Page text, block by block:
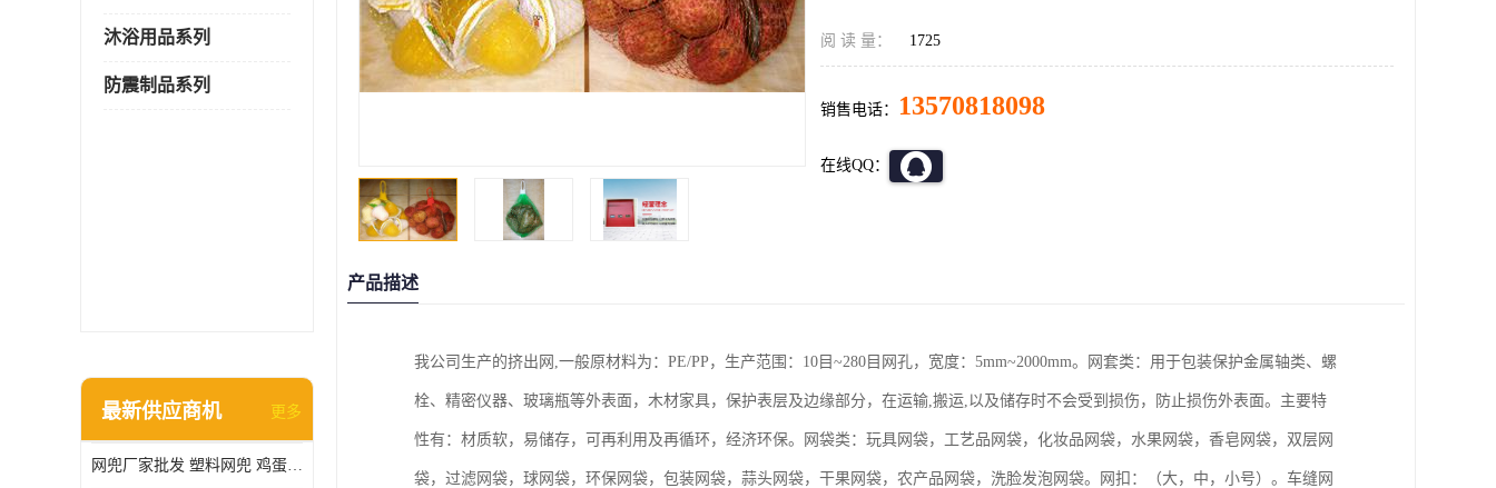
沐浴用品系列
防震制品系列
最新供应商机 更多
网兜厂家批发 塑料网兜 鸡蛋网兜
阅 读 量： 1725
销售电话： 13570818098
在线QQ：
产品描述
我公司生产的挤出网,一般原材料为：PE/PP，生产范围：10目~280目网孔，宽度：5mm~2000mm。网套类：用于包装保护金属轴类、螺
栓、精密仪器、玻璃瓶等外表面，木材家具，保护表层及边缘部分，在运输,搬运,以及储存时不会受到损伤，防止损伤外表面。主要特
性有：材质软，易储存，可再利用及再循环，经济环保。网袋类：玩具网袋，工艺品网袋，化妆品网袋，水果网袋，香皂网袋，双层网
袋，过滤网袋，球网袋，环保网袋，包装网袋，蒜头网袋，干果网袋，农产品网袋，洗脸发泡网袋。网扣：（大，中，小号）。车缝网